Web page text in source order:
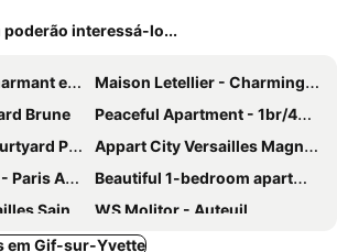
poderão interessá-lo...
métro13
Maison Letellier - Charming Studio - Eiffel Tower
Brune
Peaceful Apartment - 1br/4p - Eiffel Tower
25 m2
Appart City Versailles Magny Les Hameaux
Antony
Beautiful 1-bedroom apartment 4pers rue du commerce Eiffeil Tower
Cyr-l'Ecole
WS Molitor - Auteuil
Apartement
2br - 8p Apartment - Tour Eiffel / Champs De Mars 14a
em Gif-sur-Yvette